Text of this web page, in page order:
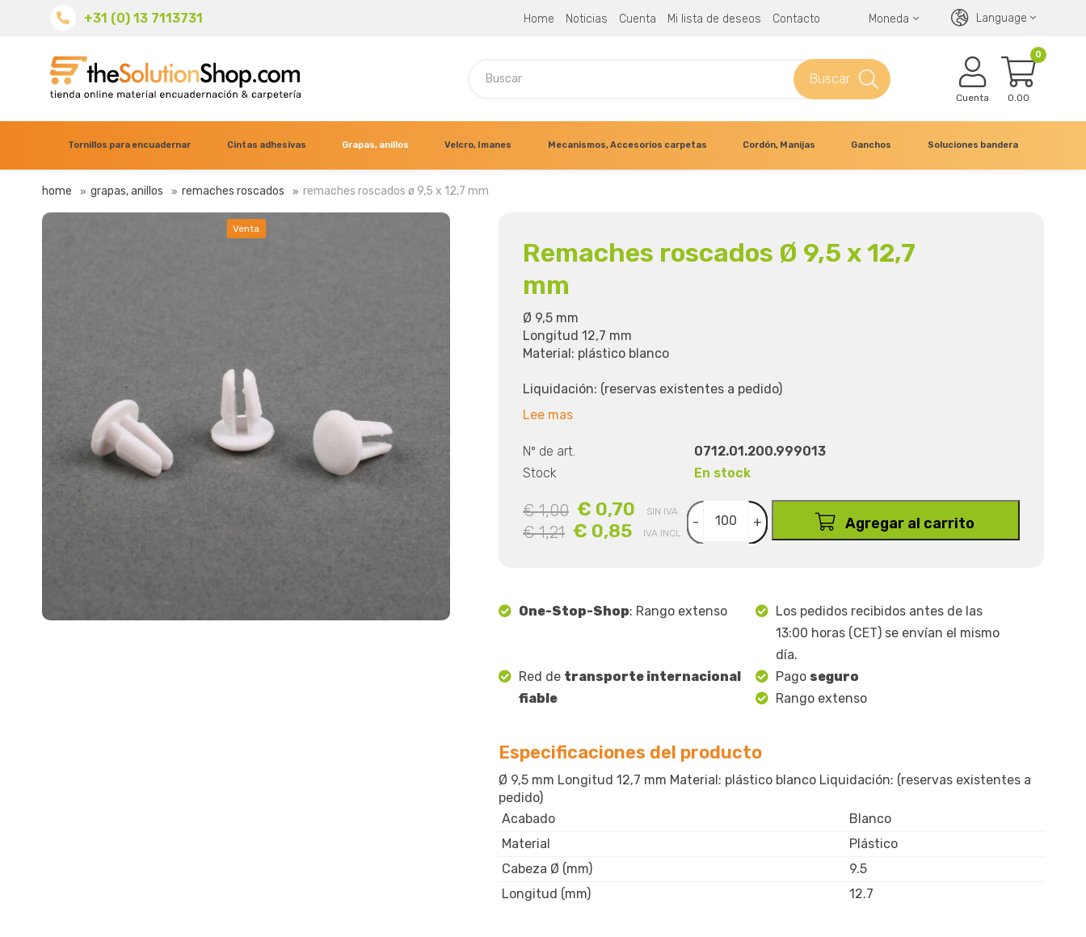
+31 (0) 13 7113731 Language
Moneda
Home Noticias Cuenta Mi lista de deseos Contacto
Buscar
0
0.00
Cuenta
Tornillos para encuadernar Cintas adhesivas Grapas, anillos Velcro, Imanes Mecanismos, Accesorios carpetas Cordón, Manijas Ganchos Soluciones bandera
home grapas, anillos remaches roscados remaches roscados ø 9,5 x 12,7 mm
Venta
Remaches roscados Ø 9,5 x 12,7
mm
Ø 9,5 mm
Longitud 12,7 mm
Material: plástico blanco
Liquidación: (reservas existentes a pedido)
Lee mas
Nº de art.
0712.01.200.999013
Stock
En stock
€ 1,00 € 0,70 SIN IVA
€ 1,21 € 0,85 IVA INCL.
- + Agregar al carrito
One-Stop-Shop: Rango extenso
Los pedidos recibidos antes de las
13:00 horas (CET) se envían el mismo
día.
Red de transporte internacional
fiable
Pago seguro
Rango extenso
Especificaciones del producto
Ø 9,5 mm Longitud 12,7 mm Material: plástico blanco Liquidación: (reservas existentes a
pedido)
Acabado
Blanco
Material
Plástico
Cabeza Ø (mm)
9.5
Longitud (mm)
12.7